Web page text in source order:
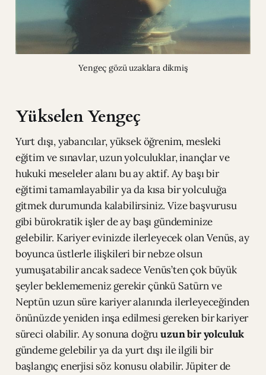
Yengeç gözü uzaklara dikmiş
Yükselen Yengeç
Yurt dışı, yabancılar, yüksek öğrenim, mesleki
eğitim ve sınavlar, uzun yolculuklar, inançlar ve
hukuki meseleler alanı bu ay aktif. Ay başı bir
eğitimi tamamlayabilir ya da kısa bir yolculuğa
gitmek durumunda kalabilirsiniz. Vize başvurusu
gibi bürokratik işler de ay başı gündeminize
gelebilir. Kariyer evinizde ilerleyecek olan Venüs, ay
boyunca üstlerle ilişkileri bir nebze olsun
yumuşatabilir ancak sadece Venüs’ten çok büyük
şeyler beklememeniz gerekir çünkü Satürn ve
Neptün uzun süre kariyer alanında ilerleyeceğinden
önünüzde yeniden inşa edilmesi gereken bir kariyer
süreci olabilir. Ay sonuna doğruuzun bir yolculuk
gündeme gelebilir ya da yurt dışı ile ilgili bir
başlangıç enerjisi söz konusu olabilir. Jüpiter de